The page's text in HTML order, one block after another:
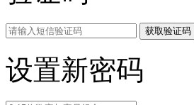
获取验证码
设置新密码